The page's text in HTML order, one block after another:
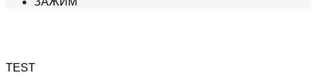
TEST